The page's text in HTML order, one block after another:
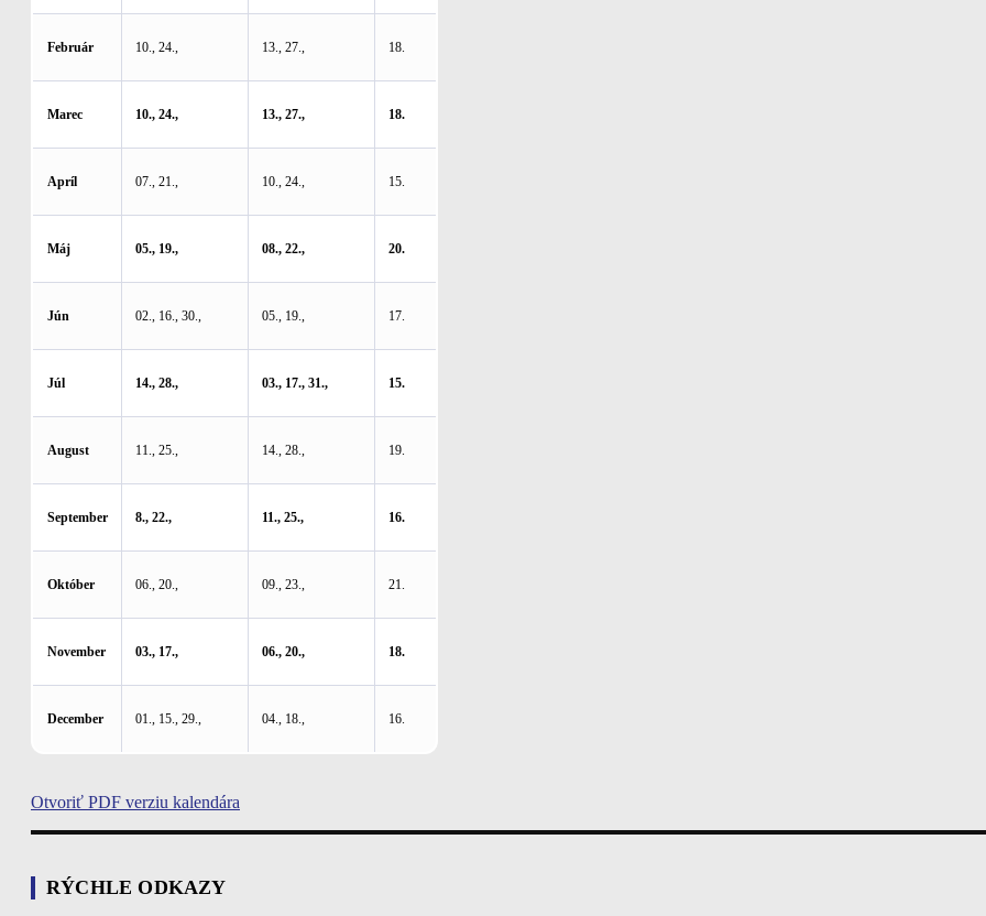
Február 10., 24., 13., 27., 18.
Marec 10., 24., 13., 27., 18.
Apríl 07., 21., 10., 24., 15.
Máj 05., 19., 08., 22., 20.
Jún 02., 16., 30., 05., 19., 17.
Júl 14., 28., 03., 17., 31., 15.
August 11., 25., 14., 28., 19.
September 8., 22., 11., 25., 16.
Október 06., 20., 09., 23., 21.
November 03., 17., 06., 20., 18.
December 01., 15., 29., 04., 18., 16.
Otvoriť PDF verziu kalendára
RÝCHLE ODKAZY